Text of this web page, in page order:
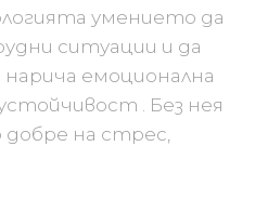
умението да
ситуации и да
емоционална
. Без нея
на стрес,